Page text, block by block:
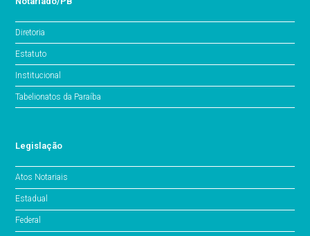
Diretoria
Estatuto
Institucional
Tabelionatos da Paraíba
Legislação
Atos Notariais
Estadual
Federal